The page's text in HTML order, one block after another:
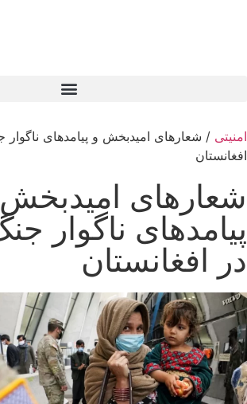
امنیتی / شعارهای امیدبخش و پیامدهای ناگوار
افغانستان
شعارهای
پیامدهای ناگوار
در افغانستان